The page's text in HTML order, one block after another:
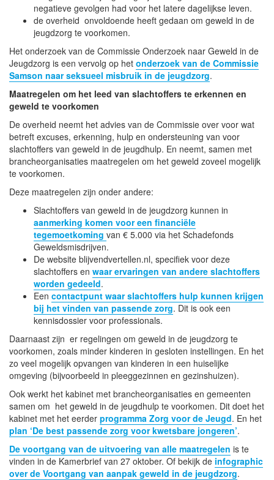
negatieve gevolgen had voor het latere dagelijkse leven.
de overheid onvoldoende heeft gedaan om geweld in de
jeugdzorg te voorkomen.
Het onderzoek van de Commissie Onderzoek naar Geweld in de
Jeugdzorg is een vervolg op het onderzoek van de Commissie
Samson naar seksueel misbruik in de jeugdzorg.
Maatregelen om het leed van slachtoffers te erkennen en
geweld te voorkomen
De overheid neemt het advies van de Commissie over voor wat
betreft excuses, erkenning, hulp en ondersteuning van voor
slachtoffers van geweld in de jeugdhulp. En neemt, samen met
brancheorganisaties maatregelen om het geweld zoveel mogelijk
te voorkomen.
Deze maatregelen zijn onder andere:
Slachtoffers van geweld in de jeugdzorg kunnen in
aanmerking komen voor een financiële
tegemoetkoming van € 5.000 via het Schadefonds
Geweldsmisdrijven.
De website blijvendvertellen.nl, specifiek voor deze
slachtoffers en waar ervaringen van andere slachtoffers
worden gedeeld.
Een contactpunt waar slachtoffers hulp kunnen krijgen
bij het vinden van passende zorg. Dit is ook een
kennisdossier voor professionals.
Daarnaast zijn er regelingen om geweld in de jeugdzorg te
voorkomen, zoals minder kinderen in gesloten instellingen. En het
zo veel mogelijk opvangen van kinderen in een huiselijke
omgeving (bijvoorbeeld in pleeggezinnen en gezinshuizen).
Ook werkt het kabinet met brancheorganisaties en gemeenten
samen om het geweld in de jeugdhulp te voorkomen. Dit doet het
kabinet met het eerder programma Zorg voor de Jeugd. En het
plan ‘De best passende zorg voor kwetsbare jongeren’.
De voortgang van de uitvoering van alle maatregelen is te
vinden in de Kamerbrief van 27 oktober. Of bekijk de infographic
over de Voortgang van aanpak geweld in de jeugdzorg.